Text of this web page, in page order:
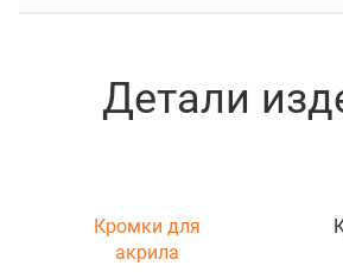
Детали
Кромки для
акрила